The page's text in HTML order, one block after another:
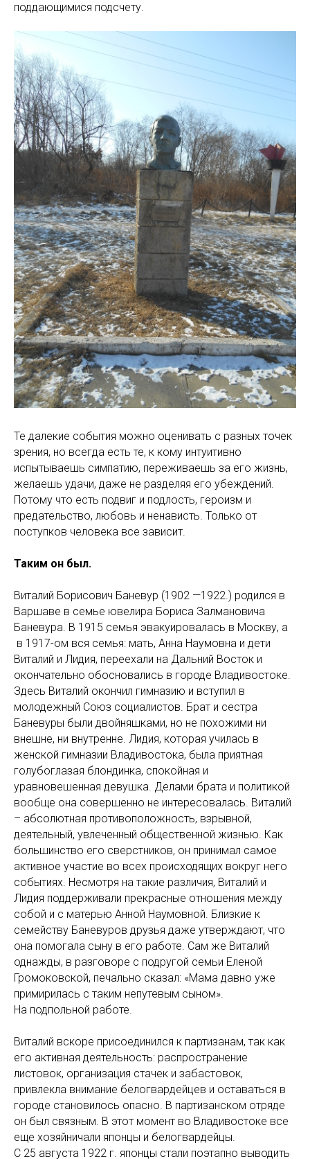
поддающимися подсчету.
Те далекие события можно оценивать с разных точек
зрения, но всегда есть те, к кому интуитивно
испытываешь симпатию, переживаешь за его жизнь,
желаешь удачи, даже не разделяя его убеждений.
Потому что есть подвиг и подлость, героизм и
предательство, любовь и ненависть. Только от
поступков человека все зависит.
Таким он был.
Виталий Борисович Баневур (1902 —1922.) родился в
Варшаве в семье ювелира Бориса Залмановича
Баневура. В 1915 семья эвакуировалась в Москву, а
в 1917-ом вся семья: мать, Анна Наумовна и дети
Виталий и Лидия, переехали на Дальний Восток и
окончательно обосновались в городе Владивостоке.
Здесь Виталий окончил гимназию и вступил в
молодежный Союз социалистов. Брат и сестра
Баневуры были двойняшками, но не похожими ни
внешне, ни внутренне. Лидия, которая училась в
женской гимназии Владивостока, была приятная
голубоглазая блондинка, спокойная и
уравновешенная девушка. Делами брата и политикой
вообще она совершенно не интересовалась. Виталий
– абсолютная противоположность, взрывной,
деятельный, увлеченный общественной жизнью. Как
большинство его сверстников, он принимал самое
активное участие во всех происходящих вокруг него
событиях. Несмотря на такие различия, Виталий и
Лидия поддерживали прекрасные отношения между
собой и с матерью Анной Наумовной. Близкие к
семейству Баневуров друзья даже утверждают, что
она помогала сыну в его работе. Сам же Виталий
однажды, в разговоре с подругой семьи Еленой
Громоковской, печально сказал: «Мама давно уже
примирилась с таким непутевым сыном».
На подпольной работе.
Виталий вскоре присоединился к партизанам, так как
его активная деятельность: распространение
листовок, организация стачек и забастовок,
привлекла внимание белогвардейцев и оставаться в
городе становилось опасно. В партизанском отряде
он был связным. В этот момент во Владивостоке все
еще хозяйничали японцы и белогвардейцы.
C 25 августа 1922 г. японцы стали поэтапно выводить